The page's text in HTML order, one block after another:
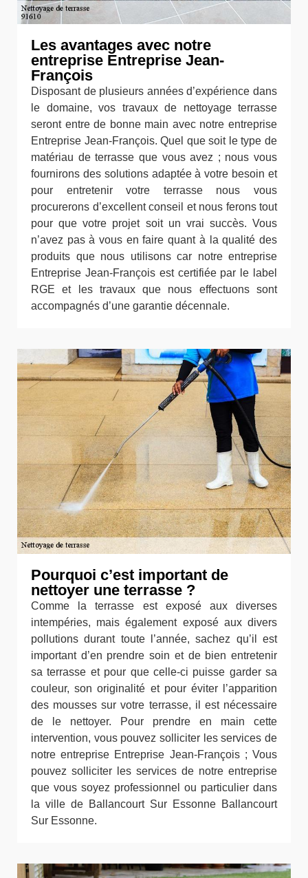
Les avantages avec notre
entreprise Entreprise Jean-
François
Disposant de plusieurs années d’expérience dans
le domaine, vos travaux de nettoyage terrasse
seront entre de bonne main avec notre entreprise
Entreprise Jean-François. Quel que soit le type de
matériau de terrasse que vous avez ; nous vous
fournirons des solutions adaptée à votre besoin et
pour entretenir votre terrasse nous vous
procurerons d’excellent conseil et nous ferons tout
pour que votre projet soit un vrai succès. Vous
n’avez pas à vous en faire quant à la qualité des
produits que nous utilisons car notre entreprise
Entreprise Jean-François est certifiée par le label
RGE et les travaux que nous effectuons sont
accompagnés d’une garantie décennale.
Pourquoi c’est important de
nettoyer une terrasse ?
Comme la terrasse est exposé aux diverses
intempéries, mais également exposé aux divers
pollutions durant toute l’année, sachez qu’il est
important d’en prendre soin et de bien entretenir
sa terrasse et pour que celle-ci puisse garder sa
couleur, son originalité et pour éviter l’apparition
des mousses sur votre terrasse, il est nécessaire
de le nettoyer. Pour prendre en main cette
intervention, vous pouvez solliciter les services de
notre entreprise Entreprise Jean-François ; Vous
pouvez solliciter les services de notre entreprise
que vous soyez professionnel ou particulier dans
la ville de Ballancourt Sur Essonne Ballancourt
Sur Essonne.